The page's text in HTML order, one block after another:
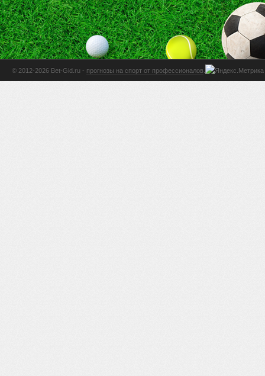
© 2012-2026 Bet-Gid.ru - прогнозы на спорт от профессионалов